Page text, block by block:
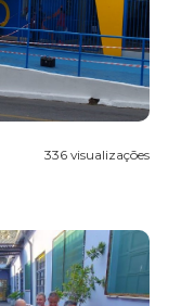
336 visualizações